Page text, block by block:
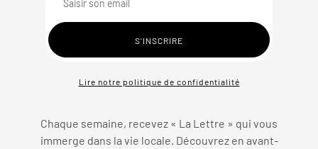
Lire notre politique de confidentialité
Chaque semaine, recevez « La Lettre » qui vous
immerge dans la vie locale. Découvrez en avant-